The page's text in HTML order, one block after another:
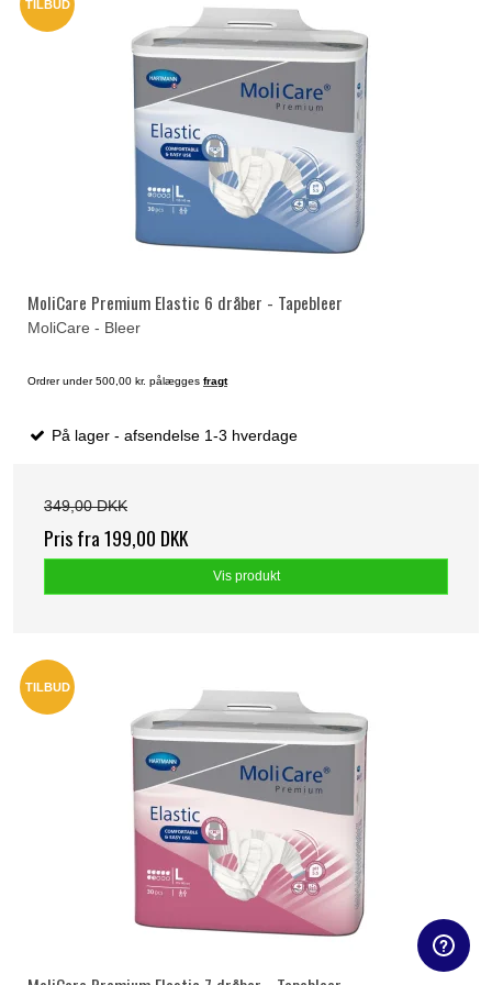
TILBUD
MoliCare Premium Elastic 6 dråber - Tapebleer
MoliCare - Bleer
Ordrer under 500,00 kr. pålægges fragt
På lager - afsendelse 1-3 hverdage
349,00 DKK
Pris fra199,00 DKK
Vis produkt
TILBUD